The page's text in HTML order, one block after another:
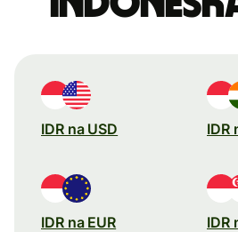
IDR na USD IDR
IDR na EUR IDR